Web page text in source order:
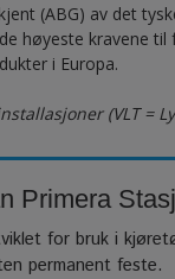
(ABG) av det
høyeste kravene
i Europa.
(VLT =
Primera
for bruk i
permanent feste.